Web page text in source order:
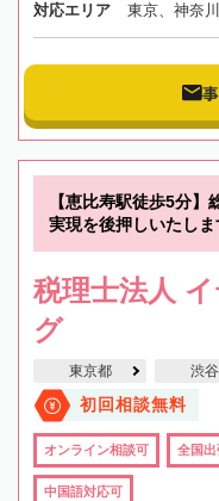
対応エリア 東京、神奈
【恵比寿駅徒歩5分
実現を後押しいたしま
税理士法人
グ
東京都 渋
初回相談無料
オンライン相談可 全国
中国語対応可